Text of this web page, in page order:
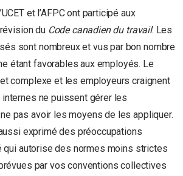
et l’AFPC ont participé aux
du Code canadien du travail. Les
sont nombreux et vus par bon nombre
étant favorables aux employés. Le
complexe et les employeurs craignent
ne puissent gérer les
pas avoir les moyens de les appliquer.
exprimé des préoccupations
qui autorise des normes moins strictes
par vos conventions collectives